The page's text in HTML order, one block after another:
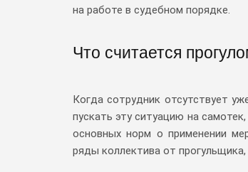
на работе в судебном порядке.
Что считается
Когда сотрудник отсутствует
пускать эту ситуацию на
основных норм о применении
ряды коллектива от